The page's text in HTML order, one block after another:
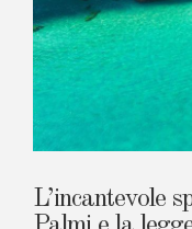
L’incantevole